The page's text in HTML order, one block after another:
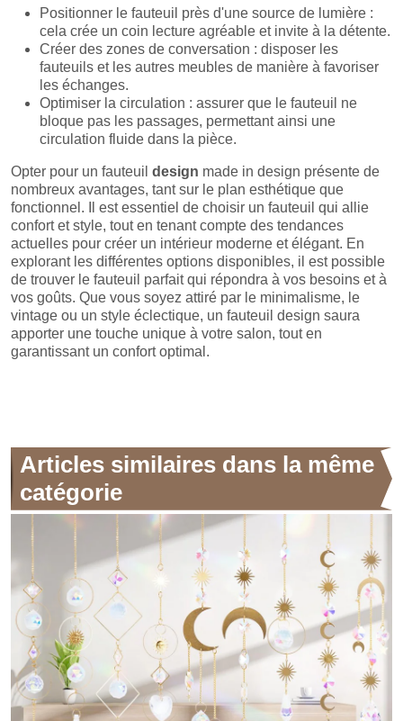
Positionner le fauteuil près d'une source de lumière :
cela crée un coin lecture agréable et invite à la détente.
Créer des zones de conversation : disposer les
fauteuils et les autres meubles de manière à favoriser
les échanges.
Optimiser la circulation : assurer que le fauteuil ne
bloque pas les passages, permettant ainsi une
circulation fluide dans la pièce.
Opter pour un fauteuil design made in design présente de
nombreux avantages, tant sur le plan esthétique que
fonctionnel. Il est essentiel de choisir un fauteuil qui allie
confort et style, tout en tenant compte des tendances
actuelles pour créer un intérieur moderne et élégant. En
explorant les différentes options disponibles, il est possible
de trouver le fauteuil parfait qui répondra à vos besoins et à
vos goûts. Que vous soyez attiré par le minimalisme, le
vintage ou un style éclectique, un fauteuil design saura
apporter une touche unique à votre salon, tout en
garantissant un confort optimal.
Articles similaires dans la même
catégorie